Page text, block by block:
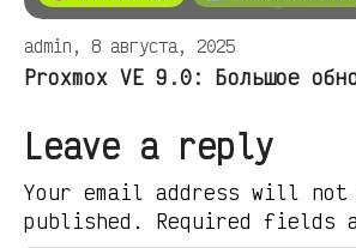
admin, 8 августа, 2025
Proxmox VE 9.0: Большое
Leave a reply
Your email address will not
published. Required fields